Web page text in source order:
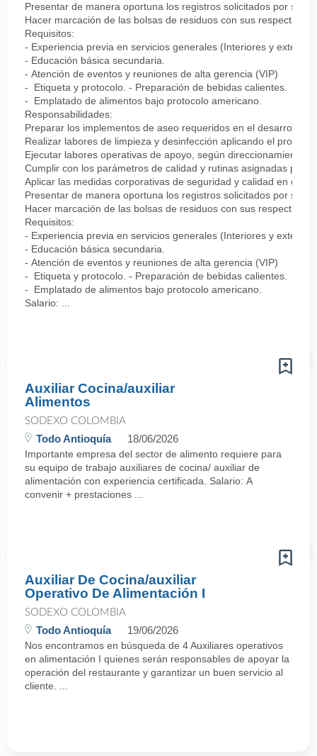
Presentar de manera oportuna los registros solicitados por su
Hacer marcación de las bolsas de residuos con sus respectivos
Requisitos:
- Experiencia previa en servicios generales (Interiores y
- Educación básica secundaria.
- Atención de eventos y reuniones de alta gerencia (VIP)
- Etiqueta y protocolo. - Preparación de bebidas calientes.
- Emplatado de alimentos bajo protocolo americano.
Responsabilidades:
Preparar los implementos de aseo requeridos en el desarrollo
Realizar labores de limpieza y desinfección aplicando el
Ejecutar labores operativas de apoyo, según direccionamiento
Cumplir con los parámetros de calidad y rutinas asignadas para
Aplicar las medidas corporativas de seguridad y calidad en el
Presentar de manera oportuna los registros solicitados por su
Hacer marcación de las bolsas de residuos con sus respectivos
Requisitos:
- Experiencia previa en servicios generales (Interiores y
- Educación básica secundaria.
- Atención de eventos y reuniones de alta gerencia (VIP)
- Etiqueta y protocolo. - Preparación de bebidas calientes.
- Emplatado de alimentos bajo protocolo americano.
Salario: ...
Auxiliar Cocina/auxiliar
Alimentos
SODEXO COLOMBIA
Todo Antioquía 18/06/2026
Importante empresa del sector de alimento requiere para
su equipo de trabajo auxiliares de cocina/ auxiliar de
alimentación con experiencia certificada. Salario: A
convenir + prestaciones ...
Auxiliar De Cocina/auxiliar
Operativo De Alimentación I
SODEXO COLOMBIA
Todo Antioquía 19/06/2026
Nos encontramos en búsqueda de 4 Auxiliares operativos
en alimentación I quienes serán responsables de apoyar la
operación del restaurante y garantizar un buen servicio al
cliente. ...